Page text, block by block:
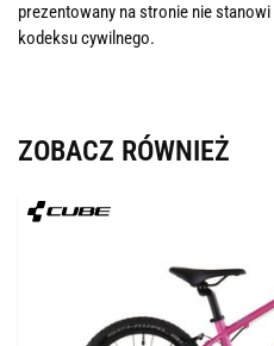
prezentowany na stronie nie
kodeksu cywilnego.
ZOBACZ RÓWNIEŻ